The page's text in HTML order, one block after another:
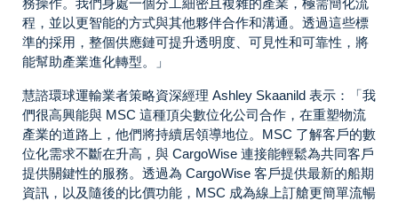
程，並以更智能的方式與其他夥伴合作和溝通。透過這些標
準的採用，整個供應鏈可提升透明度、可見性和可靠性，將
能幫助產業進化轉型。」
慧諮環球運輸業者策略資深經理 Ashley Skaanild 表示：「我
們很高興能與 MSC 這種頂尖數位化公司合作，在重塑物流
產業的道路上，他們將持續居領導地位。MSC 了解客戶的數
位化需求不斷在升高，與 CargoWise 連接能輕鬆為共同客戶
提供關鍵性的服務。透過為 CargoWise 客戶提供最新的船期
資訊，以及隨後的比價功能，MSC 成為線上訂艙更簡單流暢